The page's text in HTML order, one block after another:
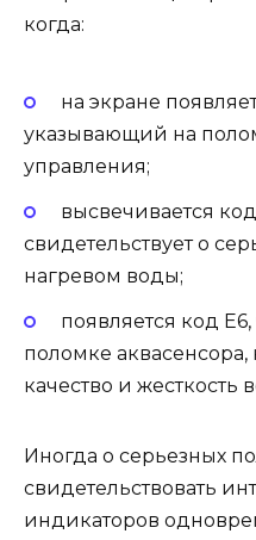
когда:
на экране
указывающий на
управления;
высвечивается
свидетельствует о
нагревом воды;
появляется код
поломке
качество и жесткость
Иногда о серьезных
свидетельствовать
индикаторов